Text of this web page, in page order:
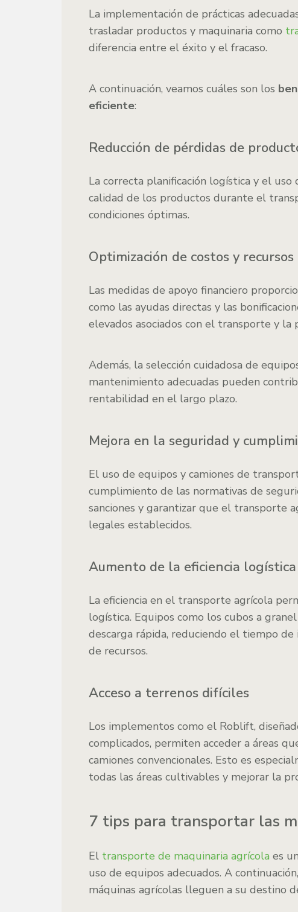
La implementación de prácticas
trasladar productos y maquinaria como
diferencia entre el éxito y el fracaso.
A continuación, veamos cuáles son los
eficiente:
Reducción de pérdidas de
La correcta planificación logística y el
calidad de los productos durante el
condiciones óptimas.
Optimización de costos y recursos
Las medidas de apoyo financiero
como las ayudas directas y las
elevados asociados con el transporte y la
Además, la selección cuidadosa de
mantenimiento adecuadas pueden
rentabilidad en el largo plazo.
Mejora en la seguridad y
El uso de equipos y camiones de
cumplimiento de las normativas de
sanciones y garantizar que el transporte
legales establecidos.
Aumento de la eficiencia logística
La eficiencia en el transporte agrícola
logística. Equipos como los cubos a
descarga rápida, reduciendo el tiempo
de recursos.
Acceso a terrenos difíciles
Los implementos como el Roblift,
complicados, permiten acceder a áreas
camiones convencionales. Esto es
todas las áreas cultivables y mejorar la
7 tips para transportar las
El transporte de maquinaria agrícola es
uso de equipos adecuados. A
máquinas agrícolas lleguen a su destino